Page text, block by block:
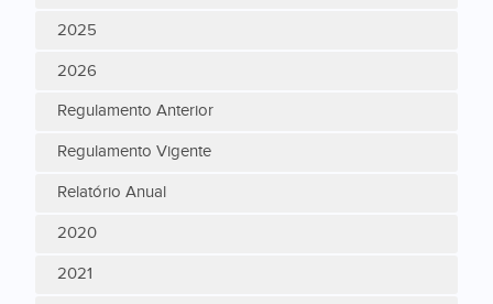
2025
2026
Regulamento Anterior
Regulamento Vigente
Relatório Anual
2020
2021